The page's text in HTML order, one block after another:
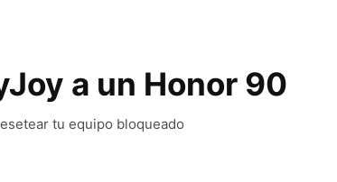
a un Honor 90
tu equipo bloqueado